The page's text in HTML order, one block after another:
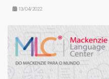
13/04/2022